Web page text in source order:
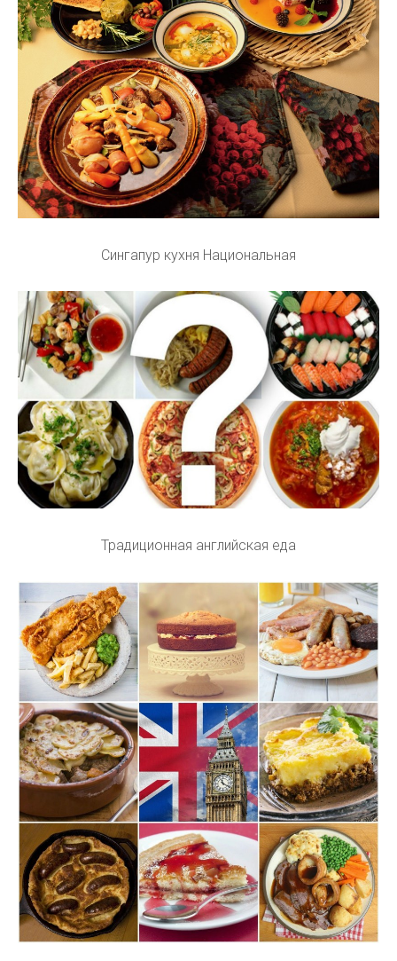
Сингапур кухня Национальная
Традиционная английская еда